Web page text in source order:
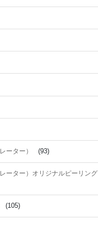
ーター） (93)
ーター）オリジナルピーリング
(105)